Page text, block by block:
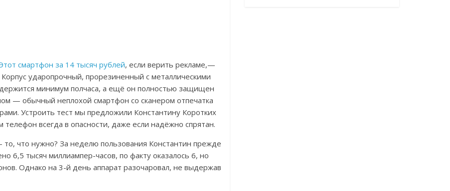
смартфон за 14 тысяч рублей, если верить рекламе,—
ударопрочный, прорезиненный с металлическими
минимум полчаса, а ещё он полностью защищен
— обычный неплохой смартфон со сканером отпечатка
Устроить тест мы предложили Константину Коротких
всегда в опасности, даже если надёжно спрятан.
что нужно? За неделю пользования Константин прежде
6,5 тысяч миллиампер-часов, по факту оказалось 6, но
Однако на 3-й день аппарат разочаровал, не выдержав